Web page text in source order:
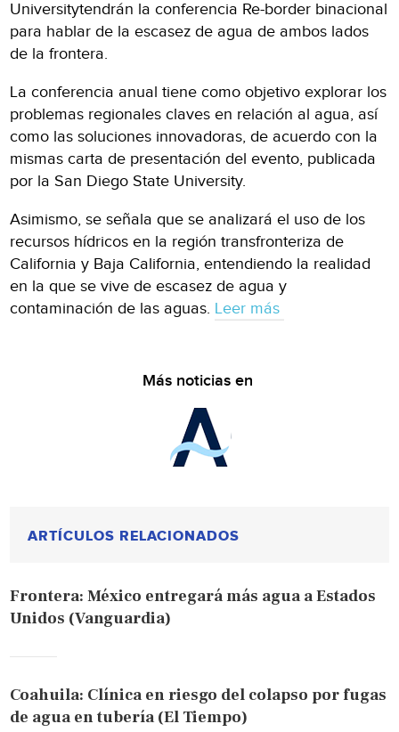
Universitytendrán la conferencia Re-border binacional
para hablar de la escasez de agua de ambos lados
de la frontera.
La conferencia anual tiene como objetivo explorar los
problemas regionales claves en relación al agua, así
como las soluciones innovadoras, de acuerdo con la
mismas carta de presentación del evento, publicada
por la San Diego State University.
Asimismo, se señala que se analizará el uso de los
recursos hídricos en la región transfronteriza de
California y Baja California, entendiendo la realidad
en la que se vive de escasez de agua y
contaminación de las aguas. Leer más
Más noticias en
ARTÍCULOS RELACIONADOS
Frontera: México entregará más agua a Estados
Unidos (Vanguardia)
Coahuila: Clínica en riesgo del colapso por fugas
de agua en tubería (El Tiempo)